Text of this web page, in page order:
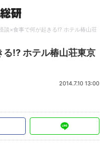
談×食事で何が起きる!? ホテル椿山荘
!? ホテル椿山荘東京
2014.7.10 13:00